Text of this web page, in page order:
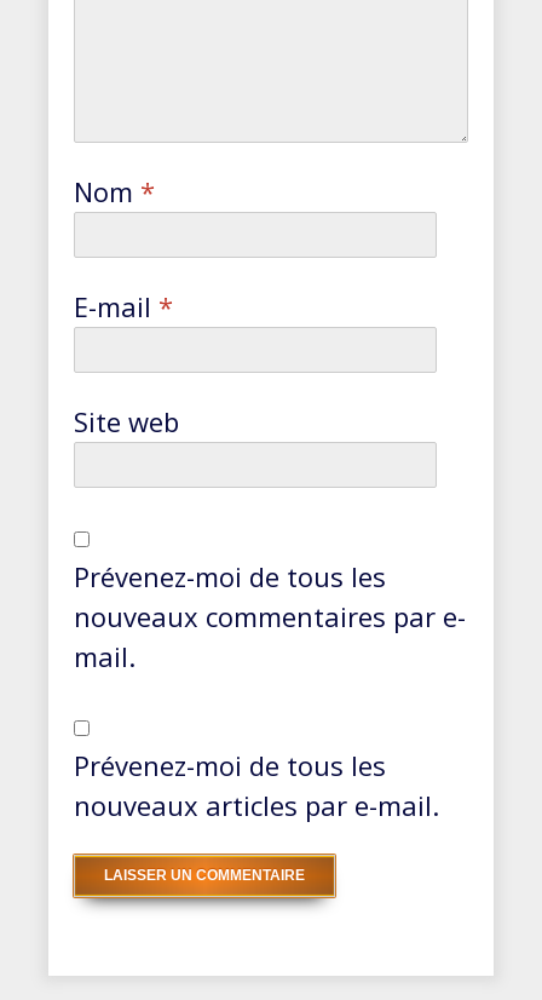
Nom *
E-mail *
Site web
Prévenez-moi de tous les
nouveaux commentaires par e-
mail.
Prévenez-moi de tous les
nouveaux articles par e-mail.